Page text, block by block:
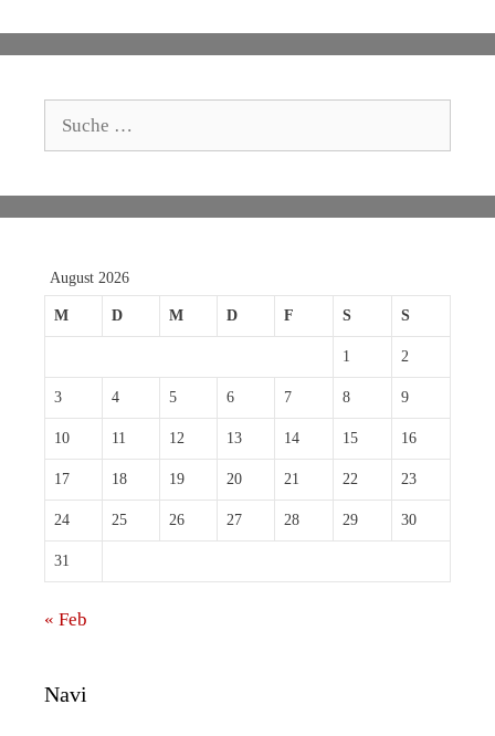
August 2026
M D M D F S S
1 2
3 4 5 6 7 8 9
10 11 12 13 14 15 16
17 18 19 20 21 22 23
24 25 26 27 28 29 30
31
« Feb
Navi